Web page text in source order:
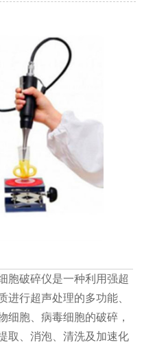
胞破碎仪是一种利用强超
进行超声处理的多功能、
细胞、病毒细胞的破碎，
取、消泡、清洗及加速化